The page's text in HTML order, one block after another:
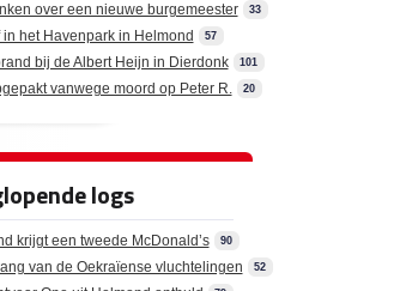
over een nieuwe burgemeester 33
in het Havenpark in Helmond 57
bij de Albert Heijn in Dierdonk 101
vanwege moord op Peter R. 20
logs
krijgt een tweede McDonald’s 90
van de Oekraïense vluchtelingen 52